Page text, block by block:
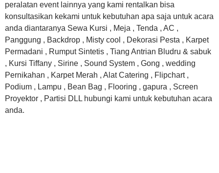
peralatan event lainnya yang kami rentalkan bisa
konsultasikan kekami untuk kebutuhan apa saja untuk acara
anda diantaranya Sewa Kursi , Meja , Tenda , AC ,
Panggung , Backdrop , Misty cool , Dekorasi Pesta , Karpet
Permadani , Rumput Sintetis , Tiang Antrian Bludru & sabuk
, Kursi Tiffany , Sirine , Sound System , Gong , wedding
Pernikahan , Karpet Merah , Alat Catering , Flipchart ,
Podium , Lampu , Bean Bag , Flooring , gapura , Screen
Proyektor , Partisi DLL hubungi kami untuk kebutuhan acara
anda.